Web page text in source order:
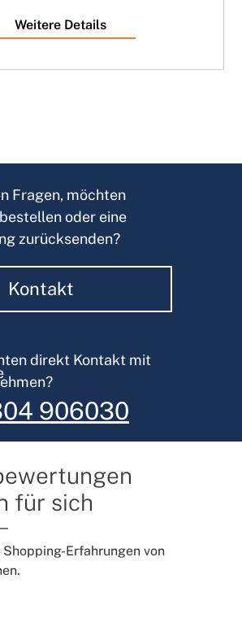
Weitere Details
Fragen, möchten
oder eine
zurücksenden?
Kontakt
direkt Kontakt mit
906030
für sich
Erfahrungen von